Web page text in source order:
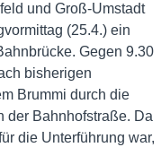
und Groß-Umstadt
(25.4.) ein
Gegen 9.30
bisherigen
Brummi durch die
der Bahnhofstraße. Da
die Unterführung war,